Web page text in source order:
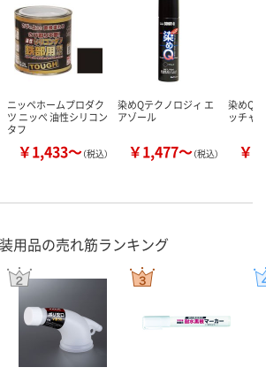
ニッペホームプロダク
ツ ニッぺ 油性シリコン
タフ
￥1,433～（税込）
染めQテクノロジィ エ
アゾール
￥1,477～（税込）
染めQ
ッチャ
￥
用品の売れ筋ランキング